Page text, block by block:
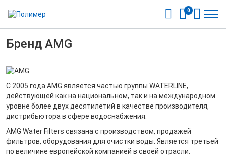
0
Бренд AMG
С 2005 года AMG является частью группы WATERLINE,
действующей как на национальном, так и на международном
уровне более двух десятилетий в качестве производителя,
дистрибьютора в сфере водоснабжения.
AMG Water Filters связана с производством, продажей
фильтров, оборудования для очистки воды. Является третьей
по величине европейской компанией в своей отрасли.